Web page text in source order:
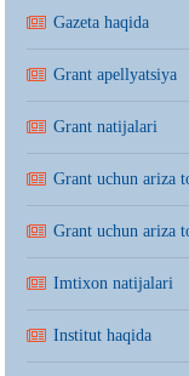
Gazeta haqida
Grant apellyatsiya
Grant natijalari
Grant uchun ariza
Grant uchun ariza
Imtixon natijalari
Institut haqida